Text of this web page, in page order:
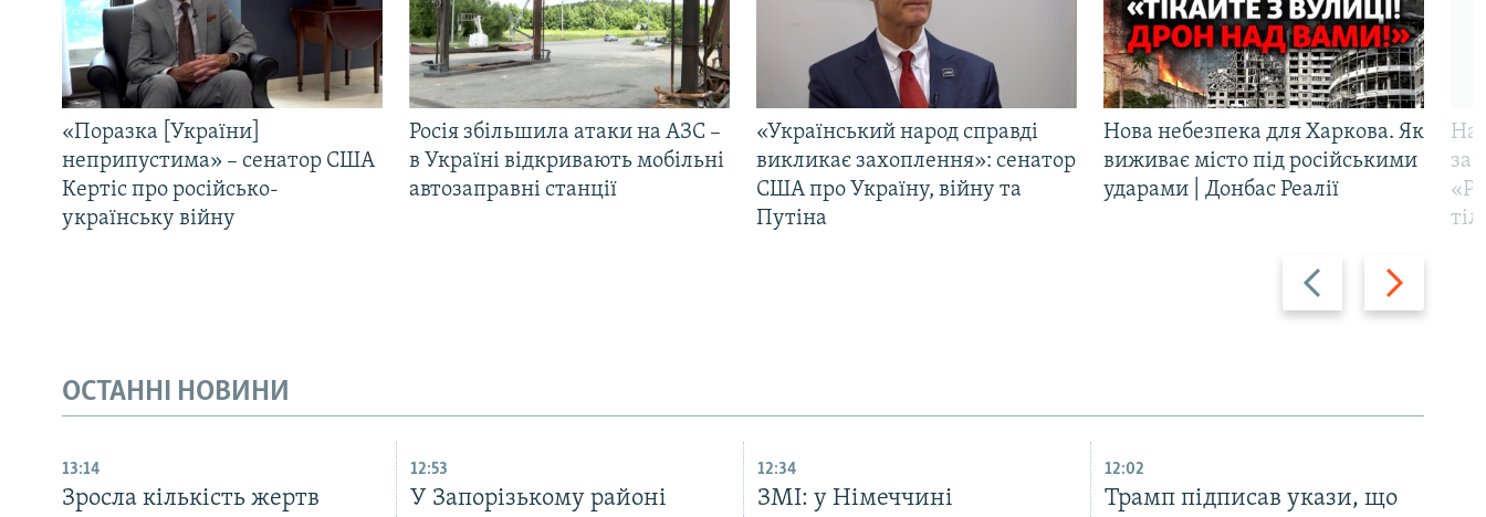
Назад Вперед
«Поразка [України]
неприпустима» – сенатор США
Кертіс про російсько-
українську війну
Росія збільшила атаки на АЗС –
в Україні відкривають мобільні
автозаправні станції
«Український народ справді
викликає захоплення»: сенатор
США про Україну, війну та
Путіна
Нова небезпека для Харкова. Як
виживає місто під російськими
ударами | Донбас Реалії
ОСТАННІ НОВИНИ
13:14
Зросла кількість жертв
12:53
У Запорізькому районі
12:34
ЗМІ: у Німеччині
12:02
Трамп підписав укази, що